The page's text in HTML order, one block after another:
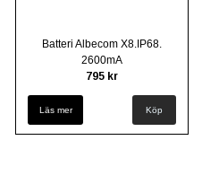
Batteri Albecom X8.IP68.
2600mA
795 kr
Läs mer